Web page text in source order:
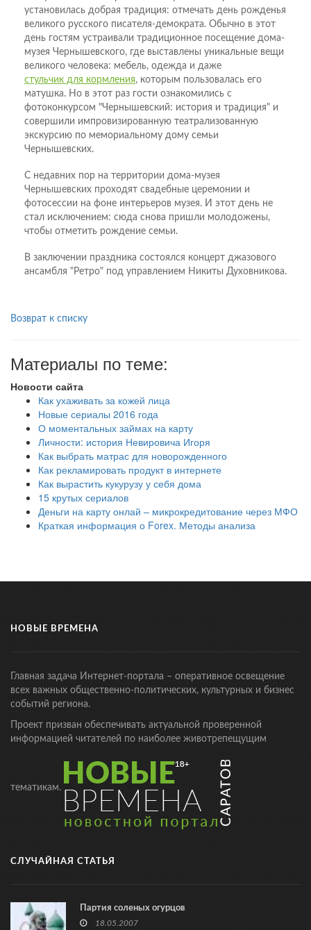
установилась добрая традиция: отмечать день рожденья
великого русского писателя-демократа. Обычно в этот
день гостям устраивали традиционное посещение дома-
музея Чернышевского, где выставлены уникальные вещи
великого человека: мебель, одежда и даже
стульчик для кормления, которым пользовалась его
матушка. Но в этот раз гости ознакомились с
фотоконкурсом "Чернышевский: история и традиция" и
совершили импровизированную театрализованную
экскурсию по мемориальному дому семьи
Чернышевских.
С недавних пор на территории дома-музея
Чернышевских проходят свадебные церемонии и
фотосессии на фоне интерьеров музея. И этот день не
стал исключением: сюда снова пришли молодожены,
чтобы отметить рождение семьи.
В заключении праздника состоялся концерт джазового
ансамбля "Ретро" под управлением Никиты Духовникова.
Возврат к списку
Материалы по теме:
Новости сайта
Как ухаживать за кожей лица
Новые сериалы 2016 года
О моментальных займах на карту
Личности: история Невировича Игоря
Как выбрать матрас для новорожденного
Как рекламировать продукт в интернете
Как вырастить кукурузу у себя дома
15 крутых сериалов
Деньги на карту онлай – микрокредитование через МФО
Краткая информация о Forex. Методы анализа
НОВЫЕ ВРЕМЕНА
Главная задача Интернет-портала – оперативное освещение
всех важных общественно-политических, культурных и бизнес
событий региона.
Проект призван обеспечивать актуальной проверенной
информацией читателей по наиболее животрепещущим
тематикам.
СЛУЧАЙНАЯ СТАТЬЯ
Партия соленых огурцов
18.05.2007